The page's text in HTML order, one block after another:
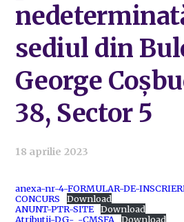
sediul din
George
38, Sector 5
18 aprilie 2023
anexa-nr-4-FORMULAR-DE-
CONCURS
Download
ANUNT-PTR-SITE Download
Atributii-DG-_-CMSFA
Download